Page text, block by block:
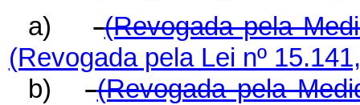
a) (Revogada pela
(Revogada pela Lei nº
b) (Revogada pela